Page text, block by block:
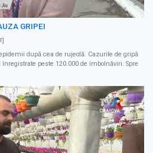
GRIPEI
după cea de rujeolă. Cazurile de gripă
peste 120.000 de îmbolnăviri. Spre